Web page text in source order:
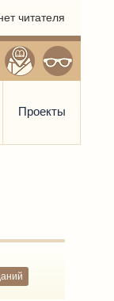
читателя
Проекты